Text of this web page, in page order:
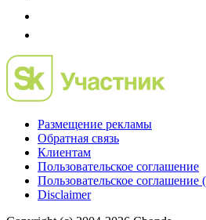
Размещение рекламы
Обратная связь